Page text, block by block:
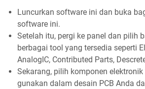
Luncurkan software ini dan buka
software ini.
Setelah itu, pergi ke panel dan pilih
berbagai tool yang tersedia seperti
AnalogIC, Contributed Parts,
Sekarang, pilih komponen
gunakan dalam desain PCB Anda